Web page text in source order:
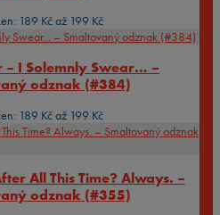
189 Kč až 199 Kč
– I Solemnly Swear… –
odznak (#384)
189 Kč až 199 Kč
All This Time? Always. –
odznak (#355)